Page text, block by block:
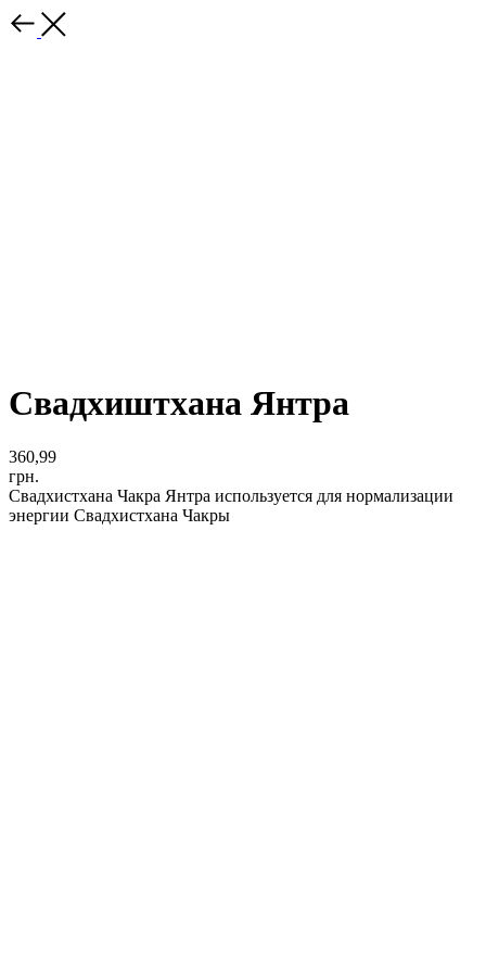
Свадхиштхана Янтра
360,99
грн.
Свадхистхана Чакра Янтра используется для нормализации
энергии Свадхистхана Чакры